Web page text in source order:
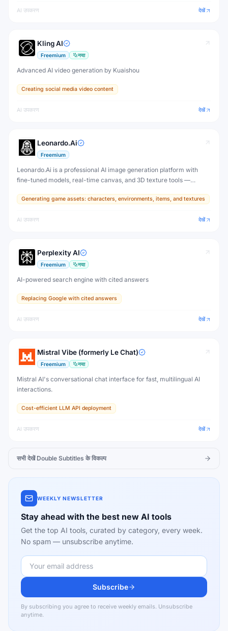
AI उपकरण देखें
Kling AI
Freemium नया
Advanced AI video generation by Kuaishou
Creating social media video content
AI उपकरण देखें
Leonardo.Ai
Freemium
Leonardo.Ai is a professional AI image generation platform with
fine-tuned models, real-time canvas, and 3D texture tools —
production.
Generating game assets: characters, environments, items, and textures
AI उपकरण देखें
Perplexity AI
Freemium नया
AI-powered search engine with cited answers
Replacing Google with cited answers
AI उपकरण देखें
Mistral Vibe (formerly Le Chat)
Freemium नया
Mistral AI's conversational chat interface for fast, multilingual AI
interactions.
Cost-efficient LLM API deployment
AI उपकरण देखें
सभी देखें Double Subtitles के विकल्प
WEEKLY NEWSLETTER
Stay ahead with the best new AI tools
Get the top AI tools, curated by category, every week.
No spam — unsubscribe anytime.
Subscribe
By subscribing you agree to receive weekly emails. Unsubscribe
anytime.